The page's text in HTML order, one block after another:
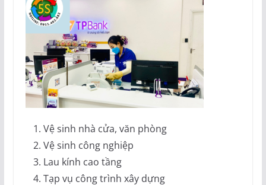
Vệ sinh nhà cửa, văn phòng
Vệ sinh công nghiệp
Lau kính cao tầng
Tạp vụ công trình xây dựng